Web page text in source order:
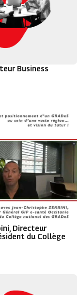
Business
Directeur
du Collège